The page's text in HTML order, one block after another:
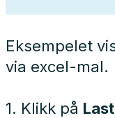
Eksempelet
via excel-mal.
1. Klikk på